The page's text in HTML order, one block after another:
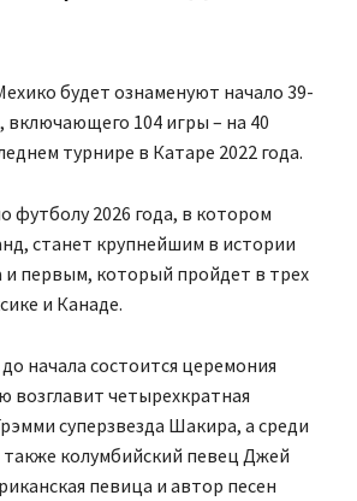
будет ознаменуют начало 39-
включающего 104 игры – на 40
турнире в Катаре 2022 года.
футболу 2026 года, в котором
станет крупнейшим в истории
и первым, который пройдет в трех
и Канаде.
начала состоится церемония
возглавит четырехкратная
суперзвезда Шакира, а среди
колумбийский певец Джей
певица и автор песен